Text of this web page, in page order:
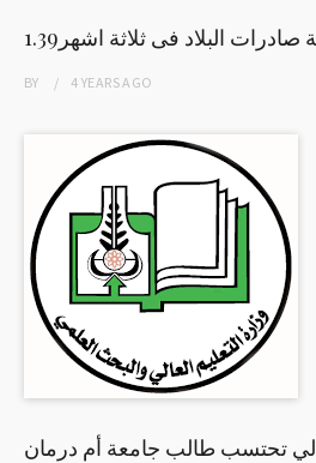
صادرات البلاد فى ثلاثة اشهر
BY 4 YEARSAGO
تحتسب طالب جامعة أم درمان